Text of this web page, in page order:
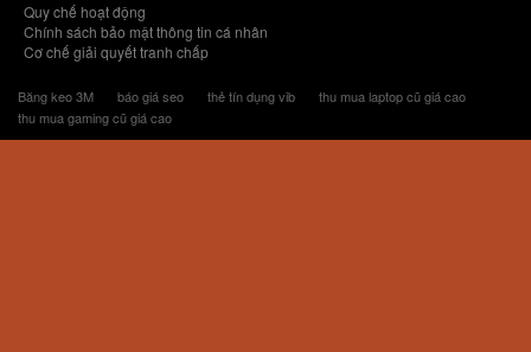
Quy chế hoạt động
Chính sách bảo mật thông tin cá nhân
Cơ chế giải quyết tranh chấp
Băng keo 3M báo giá seo thẻ tín dụng vib
thu mua laptop cũ giá cao
thu mua gaming cũ giá cao